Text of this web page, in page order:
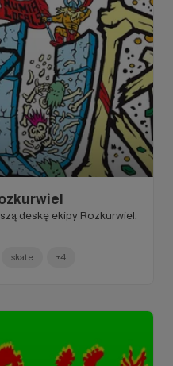
deskę ekipy Rozkurwiel.
skate +4